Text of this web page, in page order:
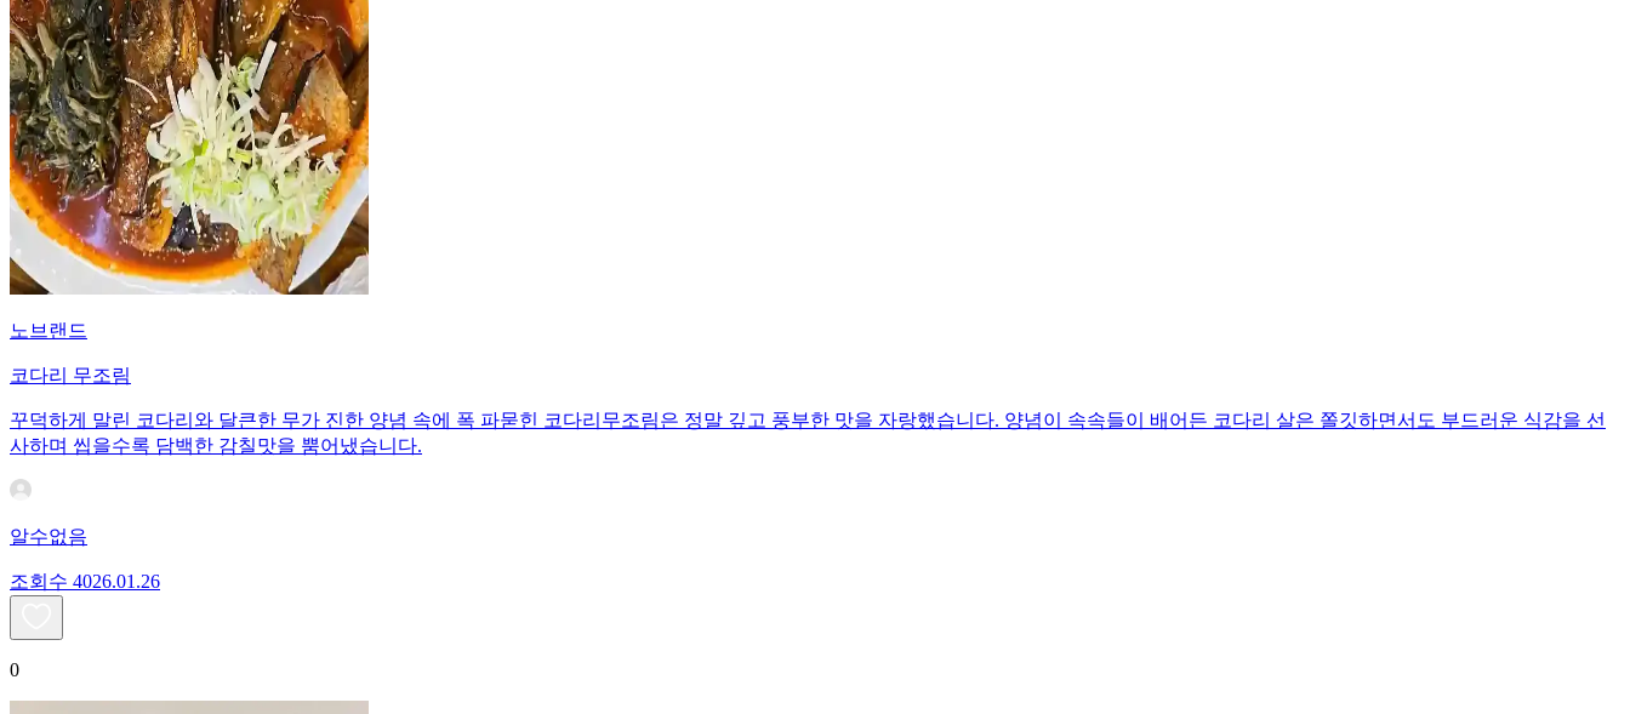
노브랜드
코다리 무조림
꾸덕하게 말린 코다리와 달큰한 무가 진한 양념 속에 폭 파묻힌 코다리무조림은 정말 깊고 풍부한 맛을 자랑했습니다. 양념이 속속들이 배어든 코다리 살은 쫄깃하면서도 부드러운 식감을 선
사하며 씹을수록 담백한 감칠맛을 뿜어냈습니다.
알수없음
조회수 4026.01.26
0